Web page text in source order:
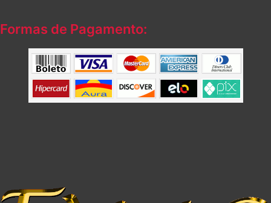
Formas de Pagamento: